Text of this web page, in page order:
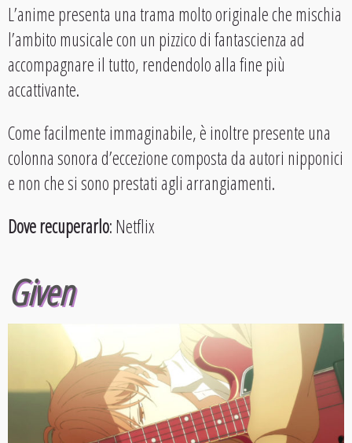
L’anime presenta una trama molto originale che mischia
l’ambito musicale con un pizzico di fantascienza ad
accompagnare il tutto, rendendolo alla fine più
accattivante.
Come facilmente immaginabile, è inoltre presente una
colonna sonora d’eccezione composta da autori nipponici
e non che si sono prestati agli arrangiamenti.
Dove recuperarlo: Netflix
Given